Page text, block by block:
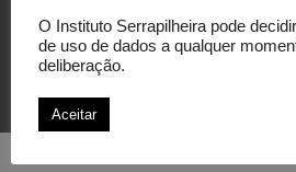
© Instituto Serrapilheira.
O Instituto Serrapilheira pode
de uso de dados a qualquer
deliberação.
Aceitar